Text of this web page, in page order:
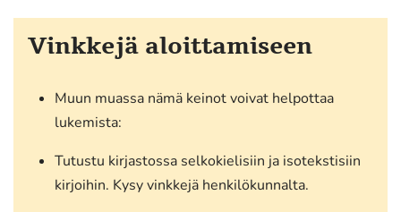
Vinkkejä aloittamiseen
Muun muassa nämä keinot voivat helpottaa
lukemista:
Tutustu kirjastossa selkokielisiin ja isotekstisiin
kirjoihin. Kysy vinkkejä henkilökunnalta.